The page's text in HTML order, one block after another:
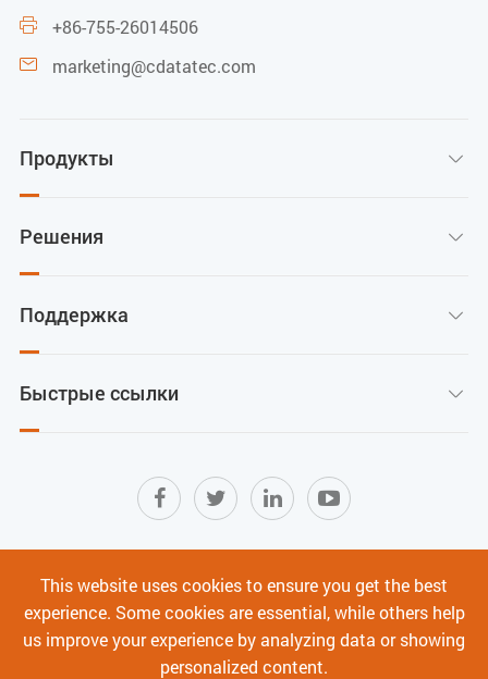
 +86-755-26014506
 marketing@cdatatec.com
Продукты 
Решения 
Поддержка 
Быстрые ссылки 
Карта сайта Условия использования
Политика конфиденциальности
|
Кибербезопасность
Авторское право ©
This website uses cookies to ensure you get the best
experience. Some cookies are essential, while others help
us improve your experience by analyzing data or showing
personalized content.